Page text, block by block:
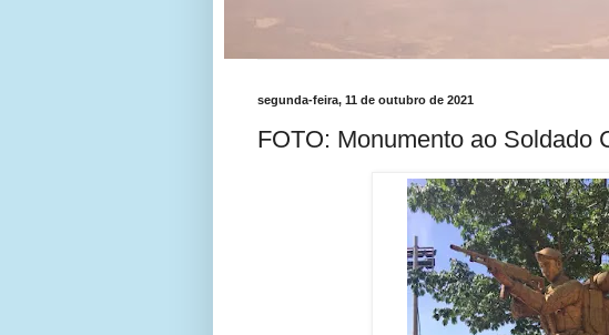
segunda-feira, 11 de outubro de 2021
FOTO: Monumento ao Soldado